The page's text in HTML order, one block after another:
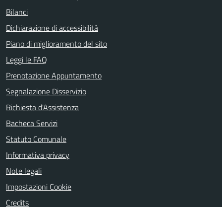
Bilanci
Dichiarazione di accessibilità
Piano di miglioramento del sito
Leggi le FAQ
Prenotazione Appuntamento
Segnalazione Disservizio
Richiesta d'Assistenza
Bacheca Servizi
Statuto Comunale
Informativa privacy
Note legali
Impostazioni Cookie
Credits